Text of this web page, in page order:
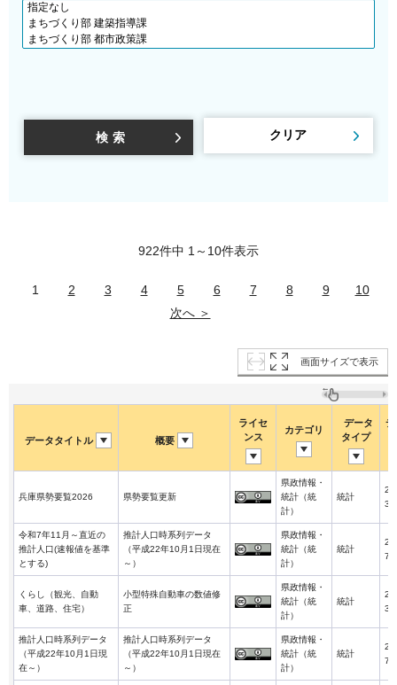
922件中 1～10件表示
1 2 3 4 5 6 7 8 9
10
次へ ＞
画面サイズで表示
データタイトル 概要
ライセ
ンス
カテゴリ
データ
タイプ
デ
兵庫県勢要覧2026 県勢要覧更新
県政情報・
統計（統
計）
統計
3-
令和7年11月～直近の
推計人口(速報値を基準
とする)
推計人口時系列データ
（平成22年10月1日現在
～）
県政情報・
統計（統
計）
統計
7-
くらし（観光、自動
車、道路、住宅）
小型特殊自動車の数値修
正
県政情報・
統計（統
計）
統計
3-
推計人口時系列データ
（平成22年10月1日現
在～）
推計人口時系列データ
（平成22年10月1日現在
～）
県政情報・
統計（統
計）
統計
7-